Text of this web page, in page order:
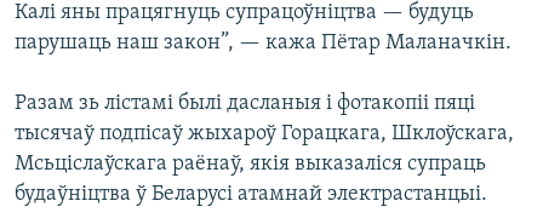
Калі яны працягнуць супрацоўніцтва — будуць
парушаць наш закон”, — кажа Пётар Маланачкін.
Разам зь лістамі былі дасланыя і фотакопіі пяці
тысячаў подпісаў жыхароў Горацкага, Шклоўскага,
Мсьціслаўскага раёнаў, якія выказаліся супраць
будаўніцтва ў Беларусі атамнай электрастанцыі.